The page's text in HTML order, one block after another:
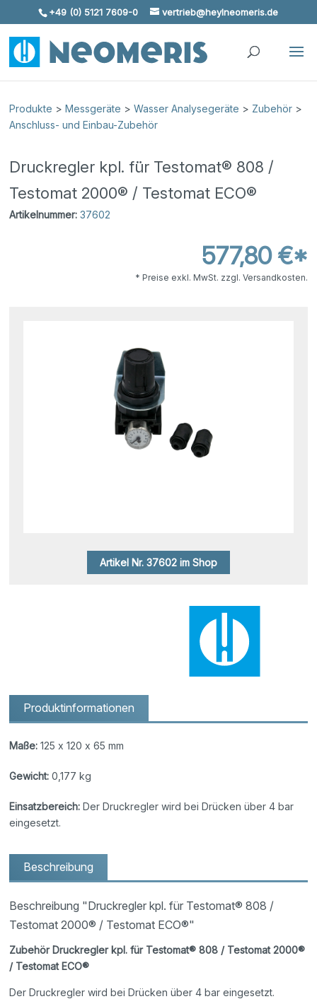
Skip To Content
+49 (0) 5121 7609-0 vertrieb@heylneomeris.de
Produkte >Messgeräte >Wasser Analysegeräte > Zubehör >
Anschluss- und Einbau-Zubehör
Druckregler kpl. für Testomat® 808 /
Testomat 2000® / Testomat ECO®
Artikelnummer: 37602
577,80 €*
* Preise exkl. MwSt. zzgl. Versandkosten.
Artikel Nr. 37602 im Shop
Produktinformationen
Maße: 125 x 120 x 65 mm
Gewicht: 0,177 kg
Einsatzbereich: Der Druckregler wird bei Drücken über 4 bar
eingesetzt.
Beschreibung
Beschreibung "Druckregler kpl. für Testomat® 808 /
Testomat 2000® / Testomat ECO®"
Zubehör Druckregler kpl. für Testomat® 808 / Testomat 2000®
/ Testomat ECO®
Der Druckregler wird bei Drücken über 4 bar eingesetzt.